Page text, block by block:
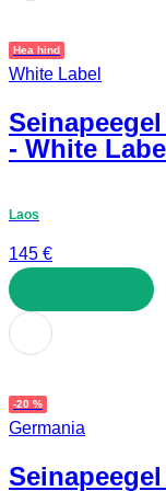
Hea hind
White Label
- White
Laos
145 €
LISA OSTUKORVI
-20 %
Germania